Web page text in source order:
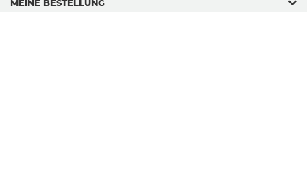
MEINE BESTELLUNG